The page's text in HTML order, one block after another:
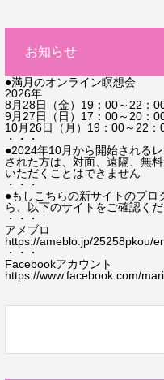
お知らせ
●満月のオンライン瞑想会
2026年
8月28日（金）19：00～22：
9月27日（日）17：00～20：
10月26日（月）19：00～22：
・・・
●2024年10月から開始される
された方は、対面、遠隔、無
いただくことはできません
・・・
●もしこちらの新サイトのブロ
ら、以下のサイトをご確認くだ
・・・
アメブロ
https://ameblo.jp/25258pkou/
・・・
Facebookアカウント
https://www.facebook.com/